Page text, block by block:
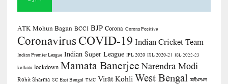
ATK Mohun Bagan BCCI BJP Corona Corona Positive
CoronavirusCOVID-19 Indian Cricket Team
Indian Premier League Indian Super League IPL 2020 ISL 2020-21 ISL 2022-23
kolkata lockdown Mamata Banerjee Narendra Modi
Rohit Sharma SC East Bengal TMC Virat Kohli West Bengal আইএসএল